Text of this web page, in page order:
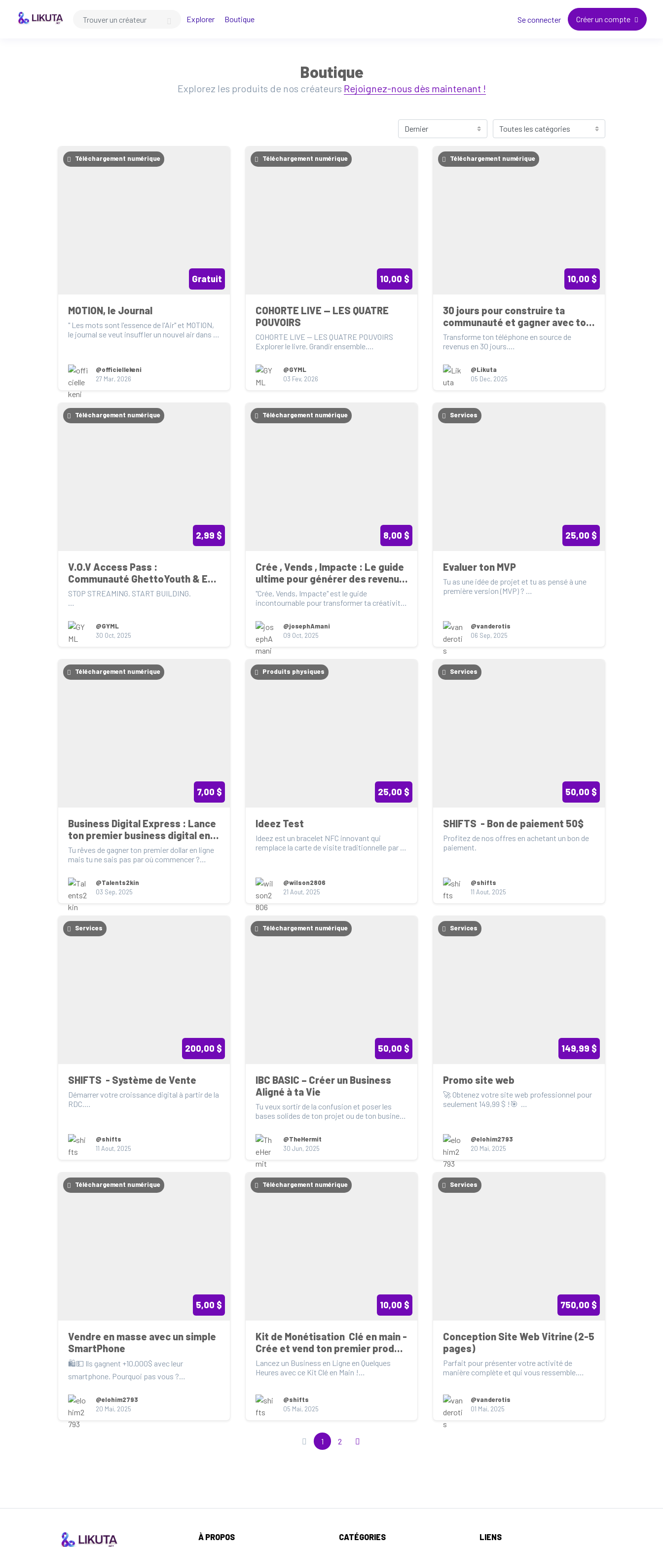
Explorer Boutique Se connecter Créer un compte
Boutique
Explorez les produits de nos créateurs Rejoignez-nous dès maintenant !
Téléchargement numérique
Gratuit
MOTION, le Journal
" Les mots sont l'essence de l'Air" et MOTION,
le journal se veut insuffler un nouvel air dans le
@officiellekeni
27 Mar, 2026
Téléchargement numérique
10,00 $
COHORTE LIVE — LES QUATRE
POUVOIRS
COHORTE LIVE — LES QUATRE POUVOIRS
Explorer le livre. Grandir ensemble.
La...
@GYML
03 Fev, 2026
Téléchargement numérique
10,00 $
30 jours pour construire ta
communauté et gagner avec ton
téléphone (10$ OFF jusqu'au 31
Mars)
Transforme ton téléphone en source de
revenus en 30 jours.
🎯 Crée du contenu
📈 Gagne des abonnés...
@Likuta
05 Dec, 2025
Téléchargement numérique
2,99 $
V.O.V Access Pass :
Communauté GhettoYouth & EP
en Avant-Première
STOP STREAMING. START BUILDING.
immédiatement le Ghe...
@GYML
30 Oct, 2025
Téléchargement numérique
8,00 $
Crée , Vends , Impacte : Le guide
ultime pour générer des revenus
grâce aux visuels IA.
"Crée, Vends, Impacte" est le guide
incontournable pour transformer ta créativité
@josephAmani
09 Oct, 2025
Services
25,00 $
Evaluer ton MVP
Tu as une idée de projet et tu as pensé à une
première version (MVP) ?
@vanderotis
06 Sep, 2025
Téléchargement numérique
7,00 $
Business Digital Express : Lance
ton premier business digital en
30 jours
Tu rêves de gagner ton premier dollar en ligne
mais tu ne sais pas par où commencer ?
@Talents2kin
03 Sep, 2025
Produits physiques
25,00 $
Ideez Test
Ideez est un bracelet NFC innovant qui
remplace la carte de visite traditionnelle par
@wilson2806
21 Aout, 2025
Services
50,00 $
SHIFTS  - Bon de paiement 50$
Profitez de nos offres en achetant un bon de
paiement.
@shifts
11 Aout, 2025
Services
200,00 $
SHIFTS  - Système de Vente
Démarrer votre croissance digital à partir de la
RDC.
accompagneme...
@shifts
11 Aout, 2025
Téléchargement numérique
50,00 $
IBC BASIC – Créer un Business
Aligné à ta Vie
Tu veux sortir de la confusion et poser les
bases solides de ton projet ou de ton business
Le cour... @TheHermit
30 Jun, 2025
Services
149,99 $
Promo site web
🚀 Obtenez votre site web professionnel pour
seulement 149,99 $ !🎯
@elohim2793
20 Mai, 2025
Téléchargement numérique
5,00 $
Vendre en masse avec un simple
SmartPhone
🛍️💵 Ils gagnent +10.000$ avec leur
smartphone. Pourquoi pas vous ?
Si vous vivez à Kinshasa, Lub...
@elohim2793
20 Mai, 2025
Téléchargement numérique
10,00 $
Kit de Monétisation  Clé en main -
Crée et vend ton premier produit
digital en RDC
Lancez un Business en Ligne en Quelques
Heures avec ce Kit Clé en Main !
@shifts
05 Mai, 2025
Services
750,00 $
Conception Site Web Vitrine (2-5
pages)
Parfait pour présenter votre activité de
manière complète et qui vous ressemble.
@vanderotis
01 Mai, 2025
1 2
À PROPOS
CATÉGORIES
LIENS